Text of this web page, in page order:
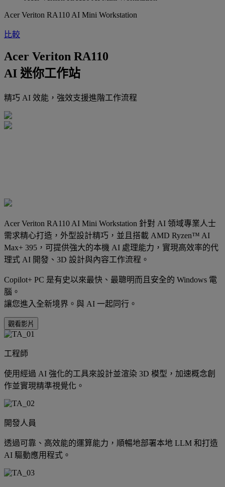
Acer Veriton RA110 AI Mini Workstation
比較
Acer Veriton RA110
AI 迷你工作站
精巧 AI 效能，強效支援進階工作流程
Acer Veriton RA110 AI Mini Workstation 針對 AI 領域專業人士
需求精心打造，外型設計精巧，並且搭載 AMD Ryzen™ AI
Max+ 395，可提供強大的本機 AI 處理能力，實現高效率的代
理式 AI 開發、3D 設計與內容工作流程。
Copilot+ PC 是有史以來最快、最聰明而且安全的 Windows 電
腦。
讓您進入全新境界。與 AI 一起同行。
觀看影片
工程師
使用經過 AI 強化的工具來設計並渲染 3D 模型，加速概念創
作並實現精準視覺化。
開發人員
透過可靠、高效能的運算能力，順暢地部署本地 LLM 和打造
AI 驅動應用程式。